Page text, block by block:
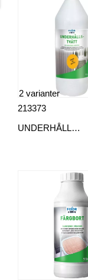
UNDERHÅLLSTVÄTT
213373
2 varianter